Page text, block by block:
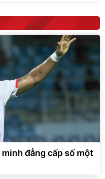
đẳng cấp số một